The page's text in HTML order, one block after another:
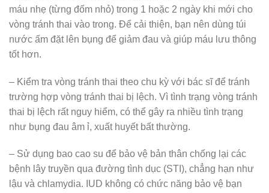
máu nhẹ (từng đốm nhỏ) trong 1 hoặc 2 ngày khi mới cho
vòng tránh thai vào trong. Để cải thiện, bạn nên dùng túi
nước ấm đặt lên bụng để giảm đau và giúp máu lưu thông
tốt hơn.
– Kiểm tra vòng tránh thai theo chu kỳ với bác sĩ để tránh
trường hợp vòng tránh thai bị lệch. Vì tình trạng vòng tránh
thai bị lệch rất nguy hiểm, có thể gây ra nhiều tình trạng
như bụng đau âm ỉ, xuất huyết bất thường.
– Sử dụng bao cao su để bảo vệ bản thân chống lại các
bệnh lây truyền qua đường tình dục (STI), chẳng hạn như
lậu và chlamydia. IUD không có chức năng bảo vệ bạn